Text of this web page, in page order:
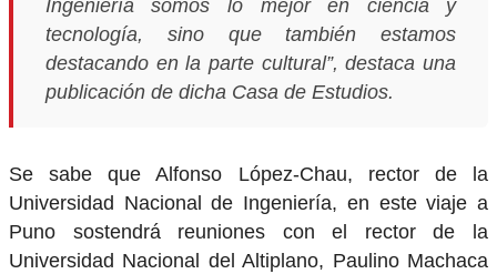
Ingeniería somos lo mejor en ciencia y
tecnología, sino que también estamos
destacando en la parte cultural”, destaca una
publicación de dicha Casa de Estudios.
Se sabe que Alfonso López-Chau, rector de la
Universidad Nacional de Ingeniería, en este viaje a
Puno sostendrá reuniones con el rector de la
Universidad Nacional del Altiplano, Paulino Machaca